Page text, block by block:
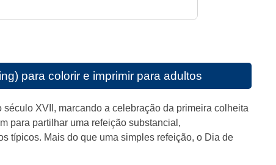
para colorir e imprimir para adultos
XVII, marcando a celebração da primeira colheita
para partilhar uma refeição substancial,
típicos. Mais do que uma simples refeição, o Dia de